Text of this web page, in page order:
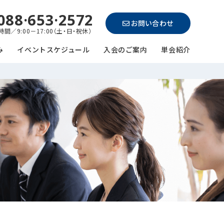
間／9:00－17:00（土・日・祝休）
お問い合わせ
イベントスケジュール 入会のご案内 単会紹介